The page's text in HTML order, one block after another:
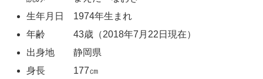
生年月日 1974年生まれ
年齢 43歳（2018年7月22日現在）
出身地 静岡県
身長 177㎝